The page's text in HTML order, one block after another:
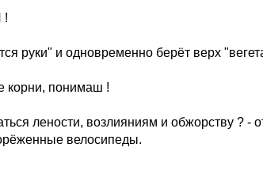
!
руки" и одновременно берёт верх
корни, понимаш !
лености, возлияниям и обжорству ? -
велосипеды.